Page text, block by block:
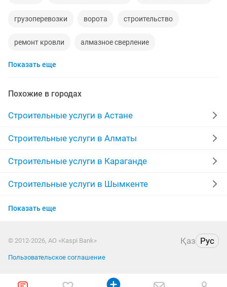
грузоперевозки ворота строительство
ремонт кровли алмазное сверление
вывоз мусора
бурение скважин на воду ремонт окон
стяжка полов кладка кирпича
кафельщики вывоз строительного мусора
услуга сварщика бурение скважин
беседки
Показать еще
Похожие в городах
Строительные услуги в Астане
Строительные услуги в Алматы
Строительные услуги в Караганде
Строительные услуги в Шымкенте
Строительные услуги в Усть-Каменогорске
Строительные услуги в Уральске
Строительные услуги в Атырау
Показать еще
© 2012-2026, АО «Kaspi Bank» Қаз Рус
Пользовательское соглашение